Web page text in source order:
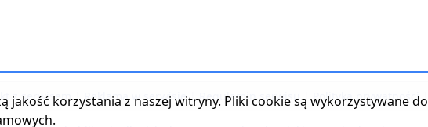
z serwisem | Reklama w serwisie | Regulamin serwisu | Polityka prywatności |
jakość korzystania z naszej witryny. Pliki cookie są wykorzystywane do